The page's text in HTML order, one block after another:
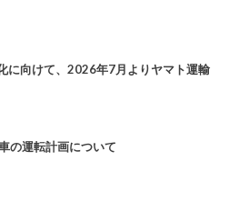
に向けて、2026年7月よりヤマト運輸
の運転計画について